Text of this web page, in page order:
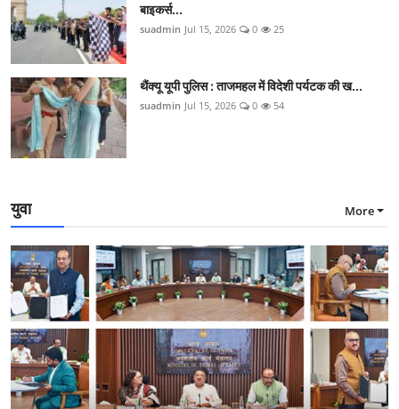
बाइकर्स...
suadmin Jul 15, 2026 0 25
थैंक्यू यूपी पुलिस : ताजमहल में विदेशी पर्यटक की ख...
suadmin Jul 15, 2026 0 54
युवा More